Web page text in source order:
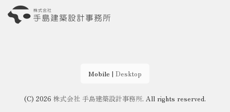
Mobile | Desktop
(C) 2026 株式会社 手島建築設計事務所. All rights reserved.